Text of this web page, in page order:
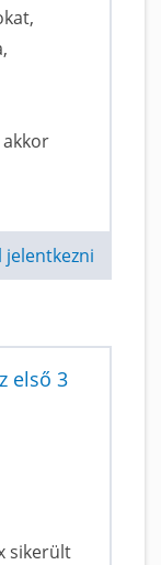
jelentkezni
első 3
sikerült